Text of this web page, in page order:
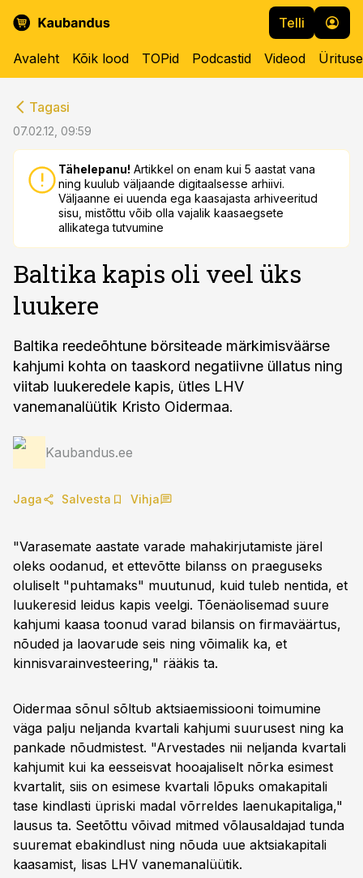
Telli
Avaleht Kõik lood TOPid Podcastid Videod
Tagasi
07.02.12, 09:59
Tähelepanu! Artikkel on enam kui 5 aastat vana
ning kuulub väljaande digitaalsesse arhiivi.
Väljaanne ei uuenda ega kaasajasta arhiveeritud
sisu, mistõttu võib olla vajalik kaasaegsete
allikatega tutvumine
Baltika kapis oli veel üks
luukere
Baltika reedeõhtune börsiteade märkimisväärse
kahjumi kohta on taaskord negatiivne üllatus ning
viitab luukeredele kapis, ütles LHV
vanemanalüütik Kristo Oidermaa.
Kaubandus.ee
Jaga Salvesta Vihja
"Varasemate aastate varade mahakirjutamiste järel
oleks oodanud, et ettevõtte bilanss on praeguseks
oluliselt "puhtamaks" muutunud, kuid tuleb nentida, et
luukeresid leidus kapis veelgi. Tõenäolisemad suure
kahjumi kaasa toonud varad bilansis on firmaväärtus,
nõuded ja laovarude seis ning võimalik ka, et
kinnisvarainvesteering," rääkis ta.
Oidermaa sõnul sõltub aktsiaemissiooni toimumine
väga palju neljanda kvartali kahjumi suurusest ning ka
pankade nõudmistest. "Arvestades nii neljanda kvartali
kahjumit kui ka eesseisvat hooajaliselt nõrka esimest
kvartalit, siis on esimese kvartali lõpuks omakapitali
tase kindlasti üpriski madal võrreldes laenukapitaliga,"
lausus ta. Seetõttu võivad mitmed võlausaldajad tunda
suuremat ebakindlust ning nõuda uue aktsiakapitali
kaasamist, lisas LHV vanemanalüütik.